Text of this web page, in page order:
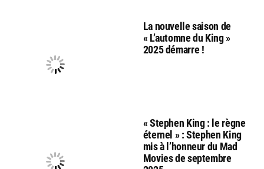
La nouvelle saison de
« L’automne du King »
2025 démarre !
« Stephen King : le règne
éternel » : Stephen King
mis à l’honneur du Mad
Movies de septembre